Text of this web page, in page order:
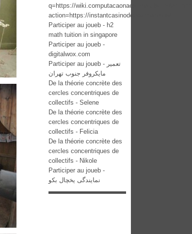
q=https://wiki.computacaonaescola.ufsc.br/api.php?
action=https://instantcasinodeutschland.de/
Participer au joueb - h2
math tuition in singapore
Participer au joueb -
digitalwox.com
Participer au joueb - تعمیر
مایکروفر جنوب تهران
De la théorie concrète des
cercles concentriques de
collectifs - Selene
De la théorie concrète des
cercles concentriques de
collectifs - Felicia
De la théorie concrète des
cercles concentriques de
collectifs - Nikole
Participer au joueb -
نمایندگی یخچال بکو